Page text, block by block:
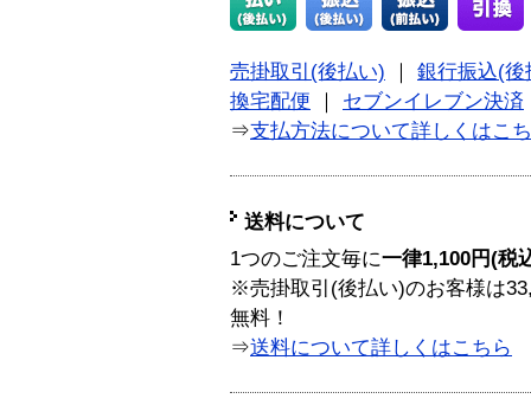
売掛取引(後払い) ｜ 銀行振込(後
換宅配便 ｜ セブンイレブン決済
⇒支払方法について詳しくはこ
送料について
1つのご注文毎に一律1,100円(税
※売掛取引(後払い)のお客様は
無料！
⇒送料について詳しくはこちら